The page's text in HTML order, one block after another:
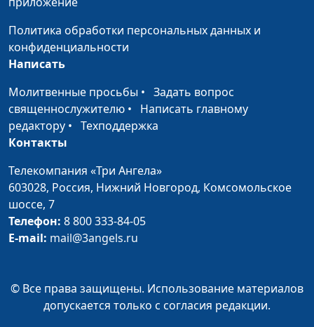
Мужчина и эмоции
Виталий и Елена
Женщина и вера
Архиповы
Мужчина и вера
Женщина и ее
самооценка
Архиповы
Внешность
женщины
Архиповы
Идеальная женщина
Виталий и Елена
Политика обработки персональных данных и
конфиденциальности
Написать
Молитвенные просьбы • Задать вопрос
священнослужителю • Написать главному
редактору • Техподдержка
Контакты
Телекомпания «Три Ангела»
603028, Россия, Нижний Новгород, Комсомольское
шоссе, 7
Телефон: 8 800 333-84-05
E-mail: mail@3angels.ru
© Все права защищены. Использование материалов
допускается только с согласия редакции.